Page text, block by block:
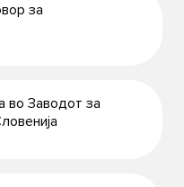
за
во Заводот за